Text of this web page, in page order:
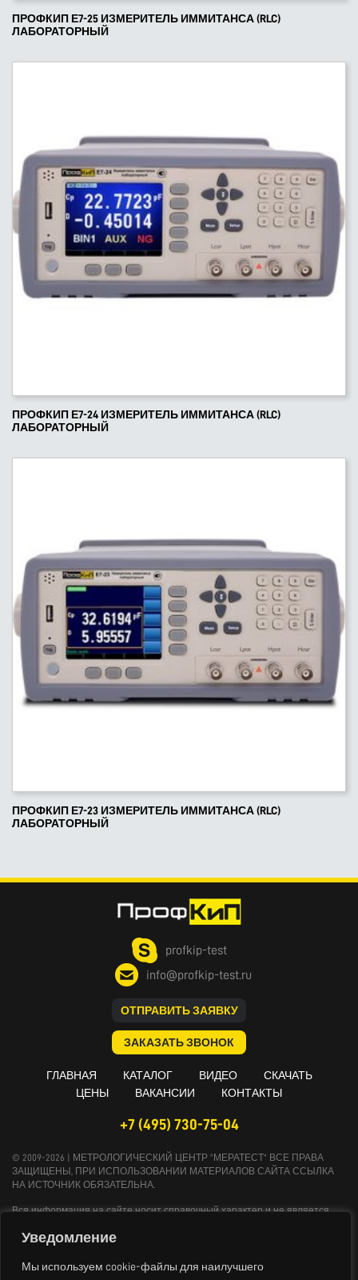
Уведомление
Мы используем cookie-файлы для наилучшего
ПРОФКИП Е7-25 ИЗМЕРИТЕЛЬ ИММИТАНСА (RLC)
ЛАБОРАТОРНЫЙ
ПРОФКИП Е7-24 ИЗМЕРИТЕЛЬ ИММИТАНСА (RLC)
ЛАБОРАТОРНЫЙ
ПРОФКИП Е7-23 ИЗМЕРИТЕЛЬ ИММИТАНСА (RLC)
ЛАБОРАТОРНЫЙ
profkip-test
info@profkip-test.ru
ОТПРАВИТЬ ЗАЯВКУ
ЗАКАЗАТЬ ЗВОНОК
ГЛАВНАЯ КАТАЛОГ ВИДЕО
СКАЧАТЬ
ЦЕНЫ
ВАКАНСИИ КОНТАКТЫ
+7 (495) 730-75-04
© 2009-2026 | МЕТРОЛОГИЧЕСКИЙ ЦЕНТР "МЕРАТЕСТ" ВСЕ ПРАВА
ЗАЩИЩЕНЫ, ПРИ ИСПОЛЬЗОВАНИИ МАТЕРИАЛОВ САЙТА ССЫЛКА
НА ИСТОЧНИК ОБЯЗАТЕЛЬНА.
Вся информация на сайте носит справочный характер и не является
Гражданского кодекса Российской Федерации. Технические параметры и
без предварительного уведомления. Продукция, предлагаемая нашей